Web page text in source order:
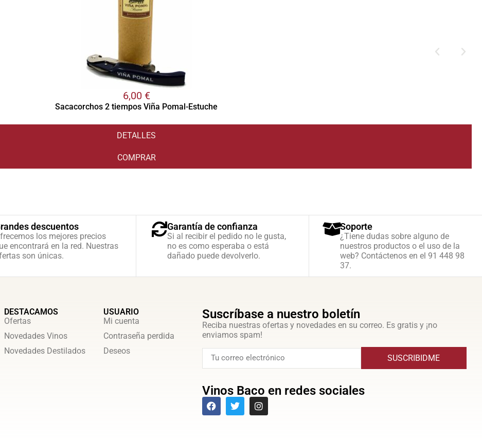
6,00 €
Sacacorchos 2 tiempos Viña Pomal-Estuche
DETALLES
COMPRAR
descuentos
los mejores precios
encontrará en la red. Nuestras
son únicas.
Garantía de confianza
Si al recibir el pedido no le gusta,
no es como esperaba o está
dañado puede devolverlo.
Soporte
¿Tiene dudas sobre alguno de
nuestros productos o el uso de la
web? Contáctenos en el 91 448 98
37.
DESTACAMOS
Ofertas
Novedades Vinos
Novedades Destilados
USUARIO
Mi cuenta
Contraseña perdida
Deseos
Suscríbase a nuestro boletín
Reciba nuestras ofertas y novedades en su correo. Es gratis y ¡no
enviamos spam!
SUSCRIBIDME
Vinos Baco en redes sociales